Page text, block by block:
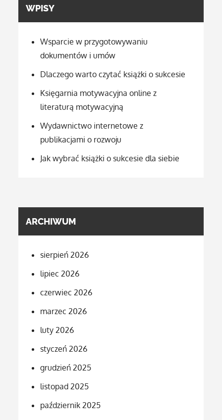
WPISY
Wsparcie w przygotowywaniu
dokumentów i umów
Dlaczego warto czytać książki o sukcesie
Księgarnia motywacyjna online z
literaturą motywacyjną
Wydawnictwo internetowe z
publikacjami o rozwoju
Jak wybrać książki o sukcesie dla siebie
ARCHIWUM
sierpień 2026
lipiec 2026
czerwiec 2026
marzec 2026
luty 2026
styczeń 2026
grudzień 2025
listopad 2025
październik 2025